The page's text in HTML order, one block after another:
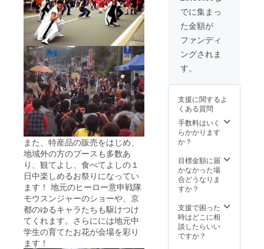
また、特産品の販売をはじめ、
地域外の方のブースも多数あ
り、観てよし、食べてよしの１
日中楽しめるお祭りになってい
ます！ 地元のヒーロー意申戦隊
モウスンジャーのショーや、京
都のゆるキャラたちも駆けつけ
てくれます。さらにには地元中
学生の育てたお花が会場を彩り
ます！
でに集まっ
た金額が
ファンディ
ングされま
す。
支援に関するよ
くある質問
手数料はいく
らかかります
か？
目標金額に届
かなかった場
合どうなりま
すか？
支援で困った
時はどこに相
談したらいい
ですか？